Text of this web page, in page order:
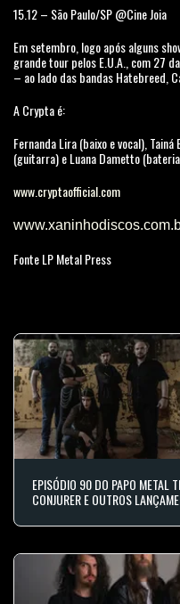
15.12 – São Paulo/SP @Cine Joia
Em setembro, logo após alguns
grande tour pelos E.U.A., com 27
– ao lado das bandas Hatebreed,
A Crypta é:
Fernanda Lira (baixo e vocal),
(guitarra) e Luana Dametto
www.cryptaofficial.com
Fonte LP Metal Press
EPISÓDIO 90 DO PAPO METAL
CONJURER E OUTROS